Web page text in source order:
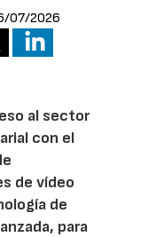
07/2026
al sector
con el
de vídeo
de
para